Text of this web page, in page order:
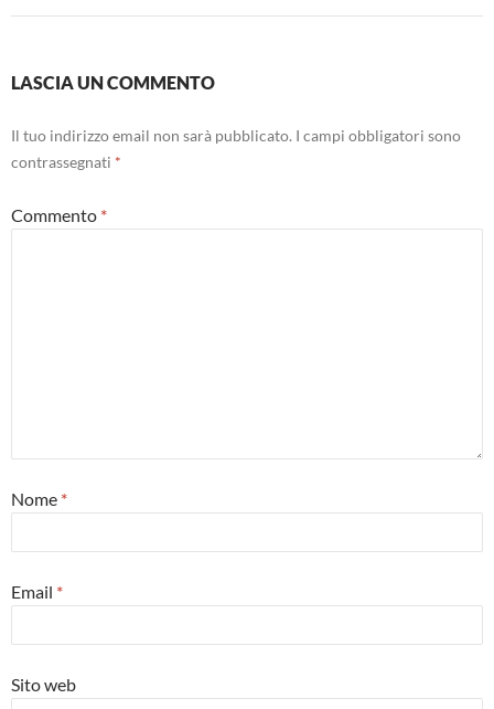
LASCIA UN COMMENTO
Il tuo indirizzo email non sarà pubblicato. I campi obbligatori sono
contrassegnati *
Commento *
Nome *
Email *
Sito web